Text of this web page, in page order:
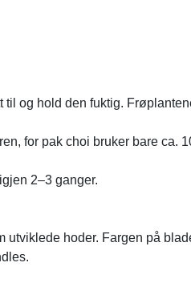
og hold den fuktig.
for pak choi bruker bare ca.
2–3 ganger.
utviklede hoder. Fargen på